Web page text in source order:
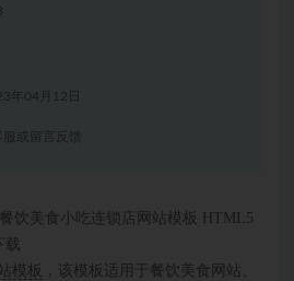
年04月12日
或留言反馈
饮美食小吃连锁店网站模板 HTML5
载
模板 ，该模板适用于餐饮美食网站、